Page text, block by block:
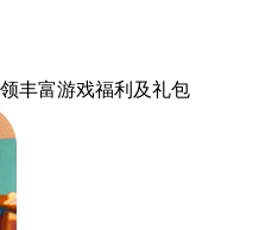
领丰富游戏福利 及礼包